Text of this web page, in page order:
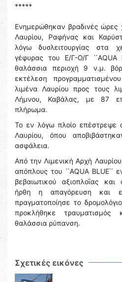
*****
Ενημερώθηκαν βραδινές ώρες
Λαυρίου, Ραφήνας και
λόγω δυσλειτουργίας στα
γέφυρας του Ε/Γ-Ο/Γ
θαλάσσια περιοχή 9 ν.μ.
εκτέλεση
λιμένα Λαυρίου προς τους
Λήμνου, Καβάλας, με 87
πλήρωμα.
Το εν λόγω πλοίο επέστρεψε
Λαυρίου, όπου
ασφάλεια.
Από την Λιμενική Αρχή
απόπλους του ΄΄AQUA
βεβαιωτικού αξιοπλοΐας
ήρθη η απαγόρευση και
πραγματοποίησε το
προκλήθηκε τραυματισμός
θαλάσσια ρύπανση.
Σχετικές εικόνες